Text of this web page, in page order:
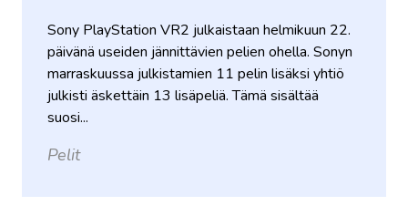
Sony PlayStation VR2 julkaistaan ​​helmikuun 22.
päivänä useiden jännittävien pelien ohella. Sonyn
marraskuussa julkistamien 11 pelin lisäksi yhtiö
julkisti äskettäin 13 lisäpeliä. Tämä sisältää
suosi...
Pelit